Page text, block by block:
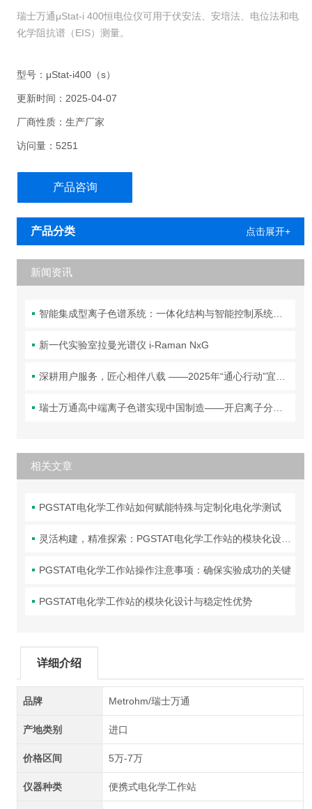
瑞士万通μStat-i 400恒电位仪可用于伏安法、安培法、电位法和电
化学阻抗谱（EIS）测量。
型号：μStat-i400（s）
更新时间：2025-04-07
厂商性质：生产厂家
访问量：5251
产品咨询
产品分类 点击展开+
新闻资讯
智能集成型离子色谱系统：一体化结构与智能控制系统全解析
新一代实验室拉曼光谱仪 i-Raman NxG
深耕用户服务，匠心相伴八载 ——2025年“通心行动”宜昌首站圆满落幕！
瑞士万通高中端离子色谱实现中国制造——开启离子分析新篇章！
相关文章
PGSTAT电化学工作站如何赋能特殊与定制化电化学测试
灵活构建，精准探索：PGSTAT电化学工作站的模块化设计哲学
PGSTAT电化学工作站操作注意事项：确保实验成功的关键
PGSTAT电化学工作站的模块化设计与稳定性优势
详细介绍
品牌 Metrohm/瑞士万通
产地类别 进口
价格区间 5万-7万
仪器种类 便携式电化学工作站